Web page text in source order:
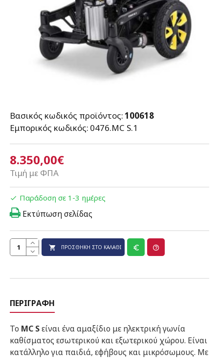
8.350,00€
Τιμή με ΦΠΑ
Βασικός κωδικός προϊόντος:100618
Εμπορικός κωδικός: 0476.MC S.1
Παράδοση σε 1-3 ημέρες
ΠΡΟΣΘΉΚΗ ΣΤΟ ΚΑΛΆΘΙ
Εκτύπωση σελίδας
ΠΕΡΙΓΡΑΦΉ
Το MC Sείναι ένα αμαξίδιο με ηλεκτρική γωνία
καθίσματος εσωτερικού και εξωτερικού χώρου. Είναι
κατάλληλο για παιδιά, εφήβους και μικρόσωμους. Με